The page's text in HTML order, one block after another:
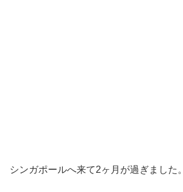
シンガポールへ来て2ヶ月が過ぎました。